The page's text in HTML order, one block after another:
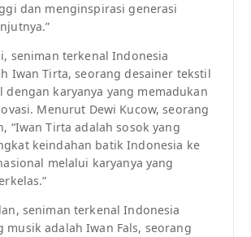
dan menginspirasi generasi
seniman terkenal Indonesia
Iwan Tirta, seorang desainer tekstil
dengan karyanya yang memadukan
Menurut Dewi Kucow, seorang
“Iwan Tirta adalah sosok yang
keindahan batik Indonesia ke
melalui karyanya yang
seniman terkenal Indonesia
musik adalah Iwan Fals, seorang